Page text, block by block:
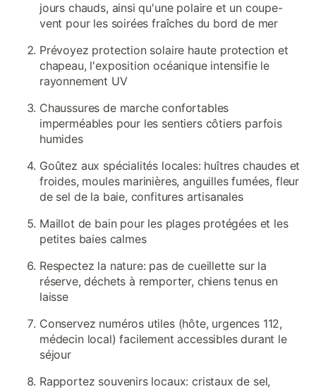
jours chauds, ainsi qu'une polaire et un coupe-
vent pour les soirées fraîches du bord de mer
Prévoyez protection solaire haute protection et
chapeau, l'exposition océanique intensifie le
rayonnement UV
Chaussures de marche confortables
imperméables pour les sentiers côtiers parfois
humides
Goûtez aux spécialités locales: huîtres chaudes et
froides, moules marinières, anguilles fumées, fleur
de sel de la baie, confitures artisanales
Maillot de bain pour les plages protégées et les
petites baies calmes
Respectez la nature: pas de cueillette sur la
réserve, déchets à remporter, chiens tenus en
laisse
Conservez numéros utiles (hôte, urgences 112,
médecin local) facilement accessibles durant le
séjour
Rapportez souvenirs locaux: cristaux de sel,